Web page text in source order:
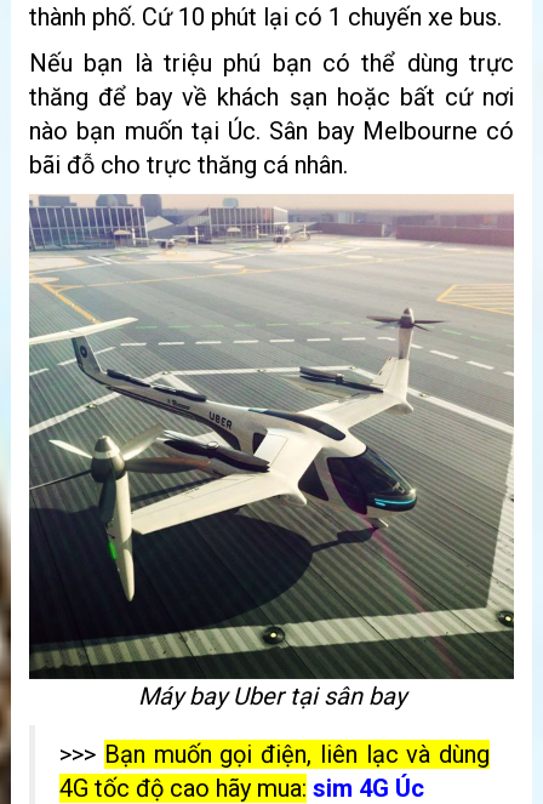
thành phố. Cứ 10 phút lại có 1 chuyến xe bus.
Nếu bạn là triệu phú bạn có thể dùng trực
thăng để bay về khách sạn hoặc bất cứ nơi
nào bạn muốn tại Úc. Sân bay Melbourne có
bãi đỗ cho trực thăng cá nhân.
Máy bay Uber tại sân bay
>>> Bạn muốn gọi điện, liên lạc và dùng
4G tốc độ cao hãy mua: sim 4G Úc